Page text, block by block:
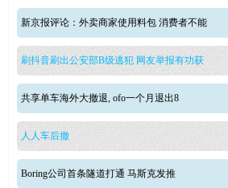
新京报评论：外卖商家使用料包 消费者不能
刷抖音刷出公安部B级逃犯 网友举报有功获
共享单车海外大撤退, ofo一个月退出8
人人车后撤
Boring公司首条隧道打通 马斯克发推